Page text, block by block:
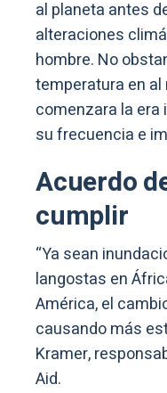
al planeta antes
alteraciones
hombre. No
temperatura en al
comenzara la
su frecuencia e
Acuerdo
cumplir
“Ya sean
langostas en
América, el
causando más
Kramer,
Aid.